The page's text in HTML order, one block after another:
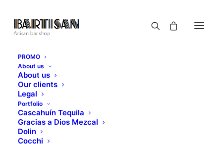
PROMO
About us
About us
Our clients
Legal
Portfolio
Cascahuín Tequila
Gracias a Dios Mezcal
Dolin
Cocchi